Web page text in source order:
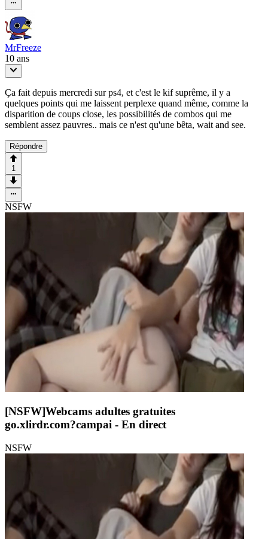
MrFreeze
10 ans
Ça fait depuis mercredi sur ps4, et c'est le kif suprême, il y a
quelques points qui me laissent perplexe quand même, comme la
disparition de coups close, les possibilités de combos qui me
semblent assez pauvres.. mais ce n'est qu'une bêta, wait and see.
Répondre
1
NSFW
[NSFW]Webcams adultes gratuites
go.xlirdr.com?campai - En direct
NSFW